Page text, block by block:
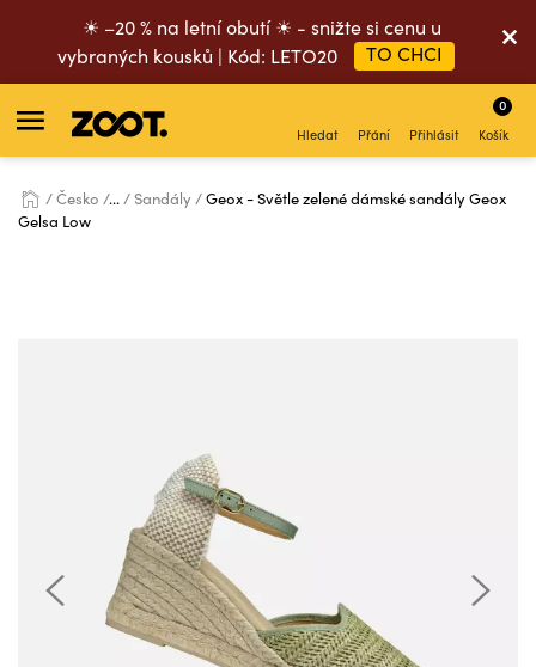
☀ –20 % na letní obutí ☀ - snižte si cenu u
vybraných kousků | Kód: LETO20
TO CHCI
Hledat Přání Přihlásit Košík
0
Česko ... Sandály
Geox - Světle zelené dámské sandály Geox
Gelsa Low